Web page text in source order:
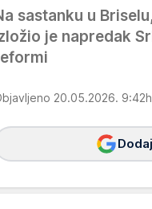
sastanku u
je napredak
20.05.2026. 9:42h